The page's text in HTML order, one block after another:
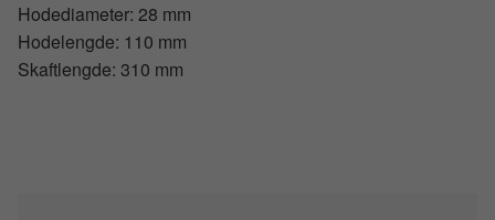
Hodediameter: 28 mm
Hodelengde: 110 mm
Skaftlengde: 310 mm